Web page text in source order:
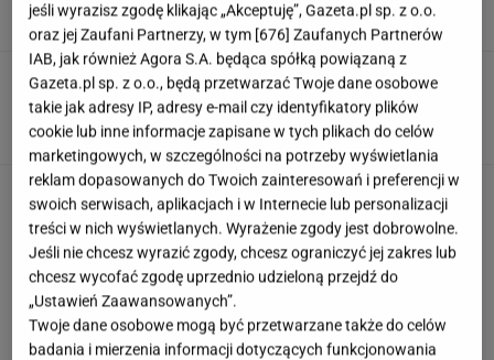
SUBSKRYPCJA
Wojsko płaci ochotnikom 6 tys. zł. Ogromne
zainteresowanie programem
jeśli wyrazisz zgodę klikając „Akceptuję”, Gazeta.pl sp. z o.o.
oraz jej Zaufani Partnerzy, w tym [676] Zaufanych Partnerów
IAB, jak również Agora S.A. będąca spółką powiązaną z
Gazeta.pl sp. z o.o., będą przetwarzać Twoje dane osobowe
takie jak adresy IP, adresy e-mail czy identyfikatory plików
cookie lub inne informacje zapisane w tych plikach do celów
marketingowych, w szczególności na potrzeby wyświetlania
reklam dopasowanych do Twoich zainteresowań i preferencji w
swoich serwisach, aplikacjach i w Internecie lub personalizacji
treści w nich wyświetlanych. Wyrażenie zgody jest dobrowolne.
Jeśli nie chcesz wyrazić zgody, chcesz ograniczyć jej zakres lub
chcesz wycofać zgodę uprzednio udzieloną przejdź do
„Ustawień Zaawansowanych”.
Twoje dane osobowe mogą być przetwarzane także do celów
badania i mierzenia informacji dotyczących funkcjonowania